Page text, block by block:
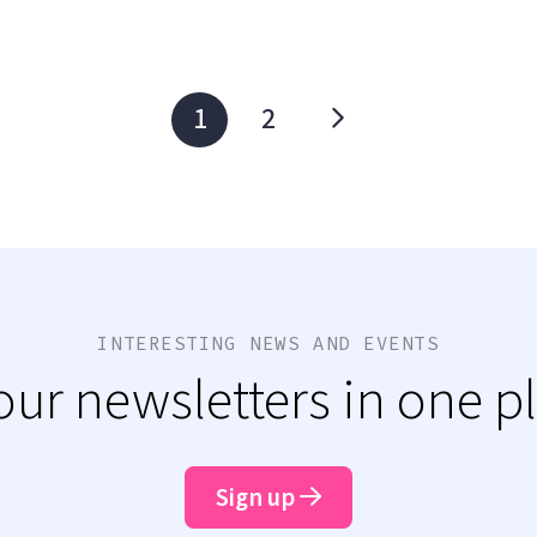
1 2
INTERESTING NEWS AND EVENTS
newsletters in one
Sign up